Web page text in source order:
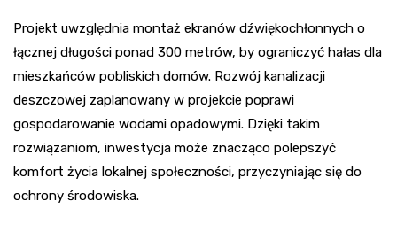
Projekt uwzględnia montaż ekranów dźwiękochłonnych o
łącznej długości ponad 300 metrów, by ograniczyć hałas dla
mieszkańców pobliskich domów. Rozwój kanalizacji
deszczowej zaplanowany w projekcie poprawi
gospodarowanie wodami opadowymi. Dzięki takim
rozwiązaniom, inwestycja może znacząco polepszyć
komfort życia lokalnej społeczności, przyczyniając się do
ochrony środowiska.